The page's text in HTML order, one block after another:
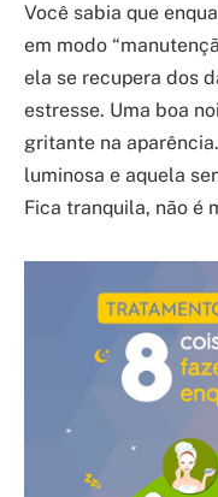
Você sabia que
em modo
ela se recupera dos
estresse. Uma boa
gritante na
luminosa e aquela
Fica tranquila, não é